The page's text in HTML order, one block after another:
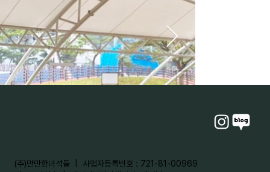
​(주)만만한녀석들 | 사업자등록번호 : 721-81-00969